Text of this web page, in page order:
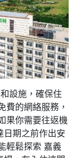
設施，確保住
費的網絡服務，
果你需要往返機
日期之前作出安
輕鬆探索 嘉義